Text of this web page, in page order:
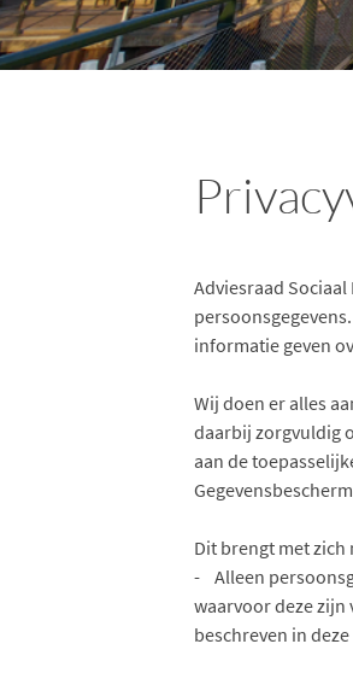
Adviesraad Sociaal
informatie geven
Wij doen er alles
daarbij zorgvuldig
aan de
Dit brengt met zich
- Alleen
waarvoor deze zijn
beschreven in